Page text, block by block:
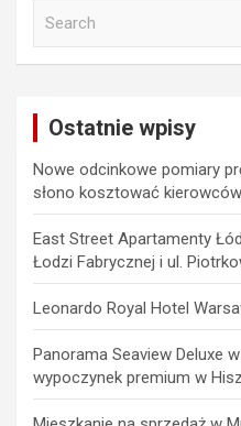
Ostatnie wpisy
Nowe odcinkowe pomiary
słono kosztować kierowców
East Street Apartamenty
Łodzi Fabrycznej i ul.
Leonardo Royal Hotel
Panorama Seaview Deluxe
wypoczynek premium w